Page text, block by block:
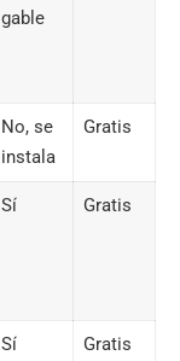
gable
No, se
instala
Gratis
Sí Gratis
Sí Gratis